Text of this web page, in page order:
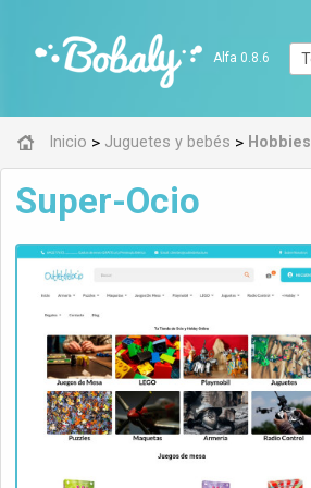
Alfa 0.8.6
Inicio > Juguetes y bebés > Hobbies
Super-Ocio